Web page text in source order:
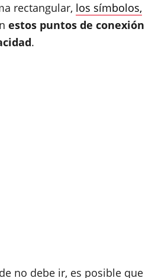
rectangular, los símbolos,
estos puntos de conexión
.
no debe ir, es posible que